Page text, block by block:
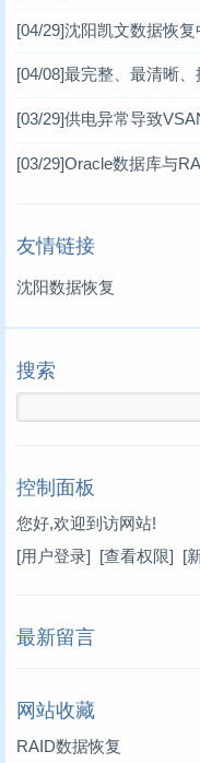
[04/29]沈阳凯文数据恢
[04/08]最完整、最清晰
MD3860e / MD3060e
[03/29]供电异常导致
情 一、VSAN分布式存储
[03/29]Oracle数据库与
友情链接
沈阳数据恢复
搜索
控制面板
您好,欢迎到访网站!
[用户登录] [查看权限] [
最新留言
网站收藏
RAID数据恢复